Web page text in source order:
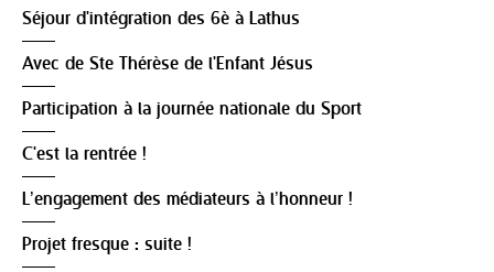
Séjour d'intégration des 6è à Lathus
Avec de Ste Thérèse de l'Enfant Jésus
Participation à la journée nationale du Sport
C'est la rentrée !
L’engagement des médiateurs à l’honneur !
Projet fresque : suite !